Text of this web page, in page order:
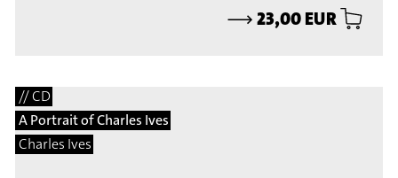
⟶23,00 EUR
// CD
A Portrait of Charles Ives
Charles Ives